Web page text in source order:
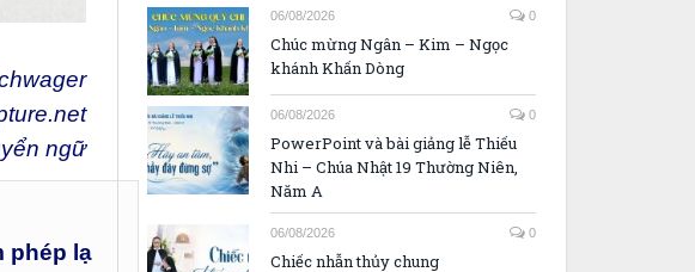
ngữ
phép lạ
06/08/2026 0
Chúc mừng Ngân – Kim – Ngọc
khánh Khấn Dòng
06/08/2026 0
PowerPoint và bài giảng lễ Thiếu
Nhi – Chúa Nhật 19 Thường Niên,
Năm A
06/08/2026 0
Chiếc nhẫn thủy chung